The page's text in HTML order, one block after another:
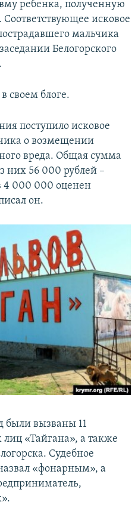
ребенка, полученную
Соответствующее исковое
мальчика
Белогорского
своем блоге.
поступило исковое
о возмещении
вреда. Общая сумма
них 56 000 рублей –
4 000 000 оценен
он.
были вызваны 11
«Тайгана», а также
Судебное
«фонарным», а